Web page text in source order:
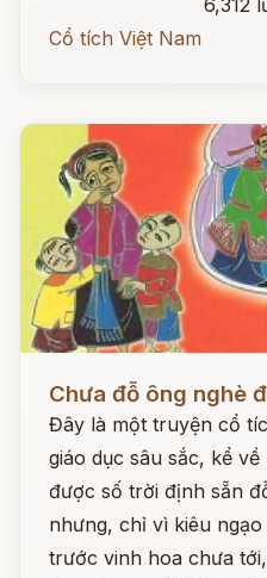
6,312
Cổ tích Việt Nam
Chưa đỗ ông nghè
Đây là một truyện cổ
giáo dục sâu sắc, kể
được số trời định sẵn
nhưng, chỉ vì kiêu
trước vinh hoa chưa